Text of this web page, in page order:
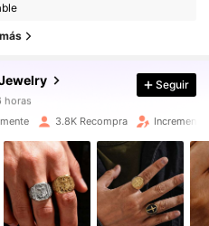
horas
Seguir
3.8K Recompra